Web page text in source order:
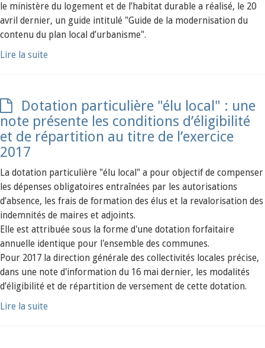
le ministère du logement et de l’habitat durable a réalisé, le 20
avril dernier, un guide intitulé "Guide de la modernisation du
contenu du plan local d’urbanisme".
Lire la suite
Dotation particulière "élu local" : une
note présente les conditions d’éligibilité
et de répartition au titre de l’exercice
2017
La dotation particulière "élu local" a pour objectif de compenser
les dépenses obligatoires entraînées par les autorisations
d’absence, les frais de formation des élus et la revalorisation des
indemnités de maires et adjoints.
Elle est attribuée sous la forme d'une dotation forfaitaire
annuelle identique pour l'ensemble des communes.
Pour 2017 la direction générale des collectivités locales précise,
dans une note d'information du 16 mai dernier, les modalités
d’éligibilité et de répartition de versement de cette dotation.
Lire la suite